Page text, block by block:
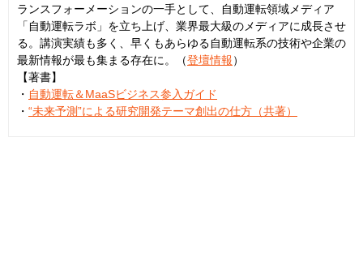
ランスフォーメーションの一手として、自動運転領域メディア
「自動運転ラボ」を立ち上げ、業界最大級のメディアに成長させ
る。講演実績も多く、早くもあらゆる自動運転系の技術や企業の
最新情報が最も集まる存在に。（登壇情報）
【著書】
・ 自動運転＆MaaSビジネス参入ガイド
・ “未来予測”による研究開発テーマ創出の仕方（共著）